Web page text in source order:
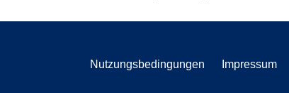
Nutzungsbedingungen Impressum